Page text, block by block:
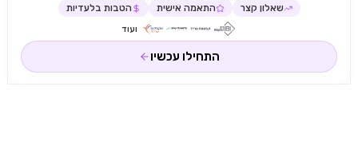
שאלון קצר התאמה אישית הטבות בלעדיות
ועוד
התחילו עכשיו